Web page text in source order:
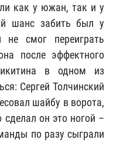
как у южан, так и у
шанс забить был у
не смог переиграть
после эффектного
в одном из
Сергей Толчинский
шайбу в ворота,
он это ногой –
по разу сыграли